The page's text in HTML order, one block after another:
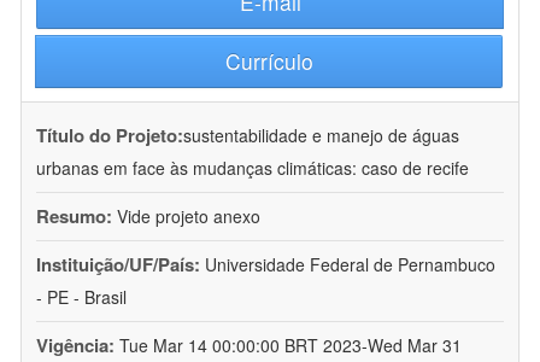
Currículo
Título do Projeto:sustentabilidade e manejo de águas
urbanas em face às mudanças climáticas: caso de recife
Resumo: Vide projeto anexo
Instituição/UF/País: Universidade Federal de Pernambuco
- PE - Brasil
Vigência: Tue Mar 14 00:00:00 BRT 2023-Wed Mar 31